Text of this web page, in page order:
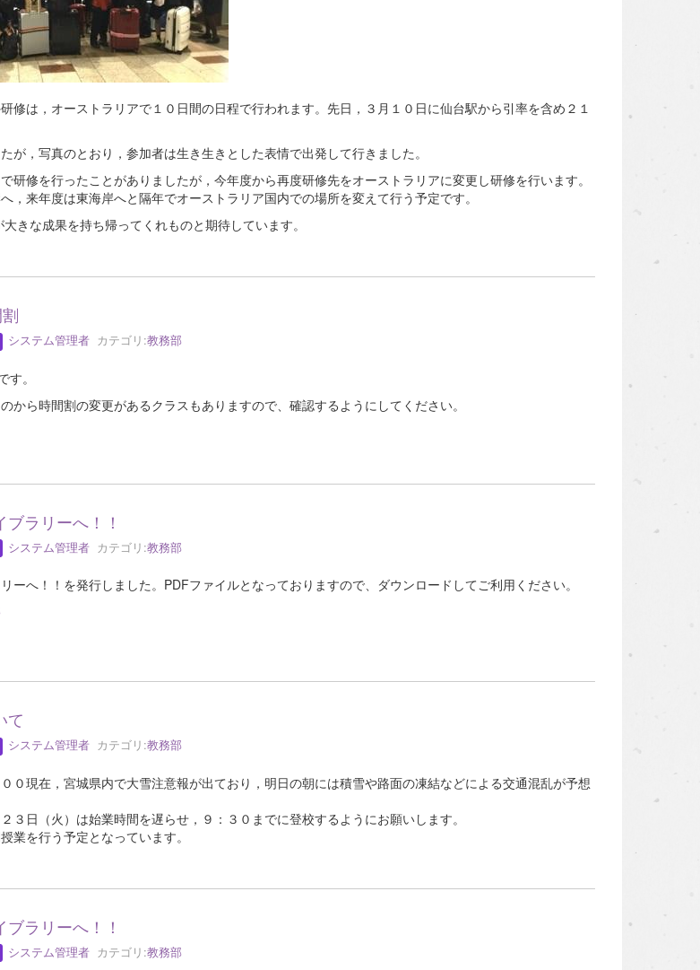
修は，オーストラリアで１０日間の日程で行われます。先日，３月１０日に仙台駅から引率を含め２１
が，写真のとおり，参加者は生き生きとした表情で出発して行きました。
研修を行ったことがありましたが，今年度から再度研修先をオーストラリアに変更し研修を行います。
，来年度は東海岸へと隔年でオーストラリア国内での場所を変えて行う予定です。
きな成果を持ち帰ってくれものと期待しています。
システム管理者カテゴリ:教務部
。
から時間割の変更があるクラスもありますので、確認するようにしてください。
ラリーへ！！
システム管理者カテゴリ:教務部
ーへ！！を発行しました。PDFファイルとなっておりますので、ダウンロードしてご利用ください。
て
システム管理者カテゴリ:教務部
０現在，宮城県内で大雪注意報が出ており，明日の朝には積雪や路面の凍結などによる交通混乱が予想
３日（火）は始業時間を遅らせ，９：３０までに登校するようにお願いします。
業を行う予定となっています。
ラリーへ！！
システム管理者カテゴリ:教務部